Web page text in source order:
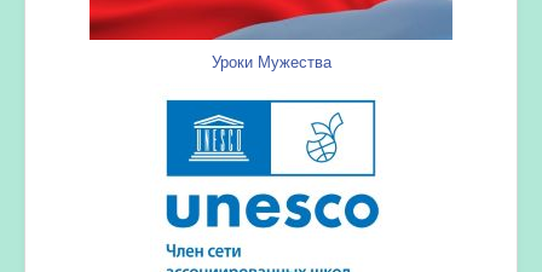
Уроки Мужества